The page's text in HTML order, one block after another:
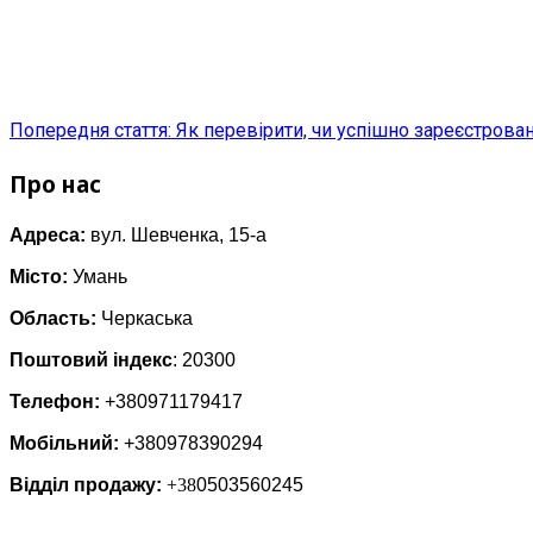
Попередня стаття: Як перевірити, чи успішно
Про нас
Адреса: вул. Шевченка, 15-а
Місто: Умань
Область: Черкаська
Поштовий індекс: 20300
Телефон: +380971179417
Мобільний: +380978390294
Відділ продажу: +380503560245